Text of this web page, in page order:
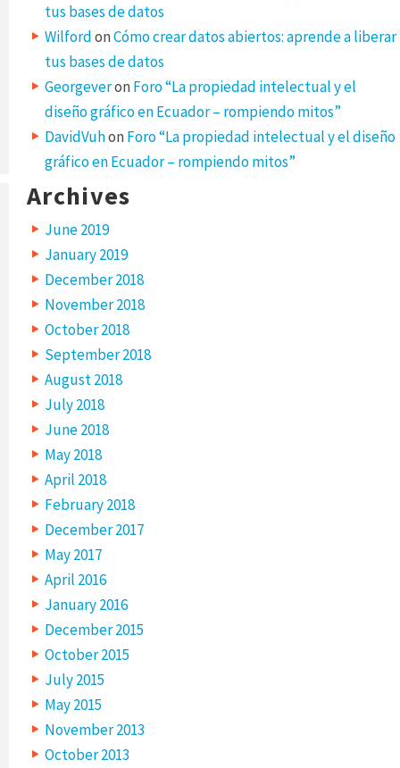
tus bases de datos
WilfordonCómo crear datos abiertos: aprende a liberar
tus bases de datos
Georgeveron Foro “La propiedad intelectual y el
diseño gráfico en Ecuador – rompiendo mitos”
DavidVuhon Foro “La propiedad intelectual y el diseño
gráfico en Ecuador – rompiendo mitos”
Archives
June 2019
January 2019
December 2018
November 2018
October 2018
September 2018
August 2018
July 2018
June 2018
May 2018
April 2018
February 2018
December 2017
May 2017
April 2016
January 2016
December 2015
October 2015
July 2015
May 2015
November 2013
October 2013